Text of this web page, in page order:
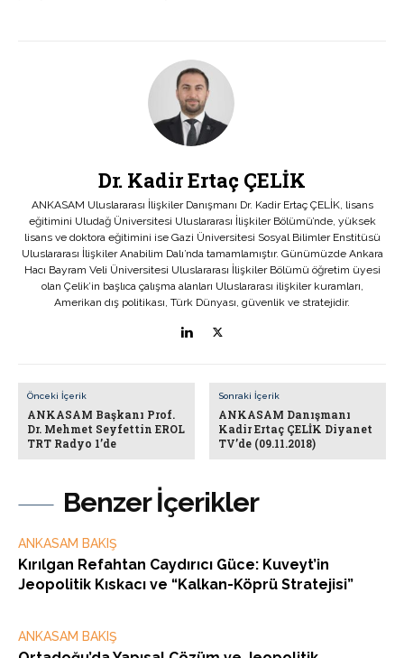
Benzer İçerikler
ANKASAM BAKIŞ
Kırılgan Refahtan Caydırıcı Güce: Kuveyt’in
Jeopolitik Kıskacı ve “Kalkan-Köprü Stratejisi”
ANKASAM BAKIŞ
Dr. Kadir Ertaç ÇELİK
ANKASAM Uluslararası İlişkiler Danışmanı Dr. Kadir Ertaç ÇELİK, lisans
eğitimini Uludağ Üniversitesi Uluslararası İlişkiler Bölümü’nde, yüksek
lisans ve doktora eğitimini ise Gazi Üniversitesi Sosyal Bilimler Enstitüsü
Uluslararası İlişkiler Anabilim Dalı’nda tamamlamıştır. Günümüzde Ankara
Hacı Bayram Veli Üniversitesi Uluslararası İlişkiler Bölümü öğretim üyesi
olan Çelik’in başlıca çalışma alanları Uluslararası ilişkiler kuramları,
Amerikan dış politikası, Türk Dünyası, güvenlik ve stratejidir.
Önceki İçerik
ANKASAM Başkanı Prof.
Dr. Mehmet Seyfettin EROL
TRT Radyo 1’de
Sonraki İçerik
ANKASAM Danışmanı
Kadir Ertaç ÇELİK Diyanet
TV’de (09.11.2018)